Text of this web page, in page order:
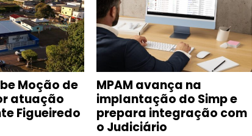
Moção de
atuação
Figueiredo
MPAM avança na
implantação do Simp e
prepara integração com
o Judiciário